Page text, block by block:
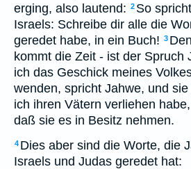
erging, also lautend: 2 So
Israels: Schreibe dir alle die
geredet habe, in ein Buch! 3
kommt die Zeit - ist der Spruch
ich das Geschick meines
wenden, spricht Jahwe, und
ich ihren Vätern verliehen
daß sie es in Besitz nehmen.
4 Dies aber sind die Worte, die
Israels und Judas geredet hat: